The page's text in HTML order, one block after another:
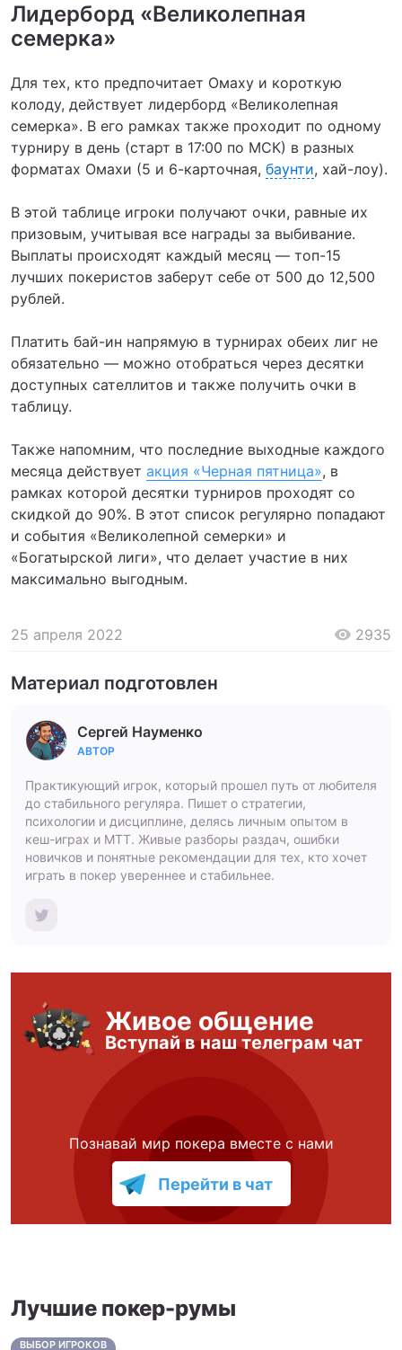
Лидерборд «Великолепная
семерка»
Для тех, кто предпочитает Омаху и короткую
колоду, действует лидерборд «Великолепная
семерка». В его рамках также проходит по одному
турниру в день (старт в 17:00 по МСК) в разных
форматах Омахи (5 и 6-карточная, баунти, хай-лоу).
В этой таблице игроки получают очки, равные их
призовым, учитывая все награды за выбивание.
Выплаты происходят каждый месяц — топ-15
лучших покеристов заберут себе от 500 до 12,500
рублей.
Платить бай-ин напрямую в турнирах обеих лиг не
обязательно — можно отобраться через десятки
доступных сателлитов и также получить очки в
таблицу.
Также напомним, что последние выходные каждого
месяца действует акция «Черная пятница», в
рамках которой десятки турниров проходят со
скидкой до 90%. В этот список регулярно попадают
и события «Великолепной семерки» и
«Богатырской лиги», что делает участие в них
максимально выгодным.
25 апреля 2022 2935
Материал подготовлен
Сергей Науменко
АВТОР
Практикующий игрок, который прошел путь от любителя
до стабильного регуляра. Пишет о стратегии,
психологии и дисциплине, делясь личным опытом в
кеш-играх и МТТ. Живые разборы раздач, ошибки
новичков и понятные рекомендации для тех, кто хочет
играть в покер увереннее и стабильнее.
Живое общение
Вступай в наш телеграм чат
Познавай мир покера вместе с нами
Перейти в чат
Лучшие покер-румы
ВЫБОР ИГРОКОВ